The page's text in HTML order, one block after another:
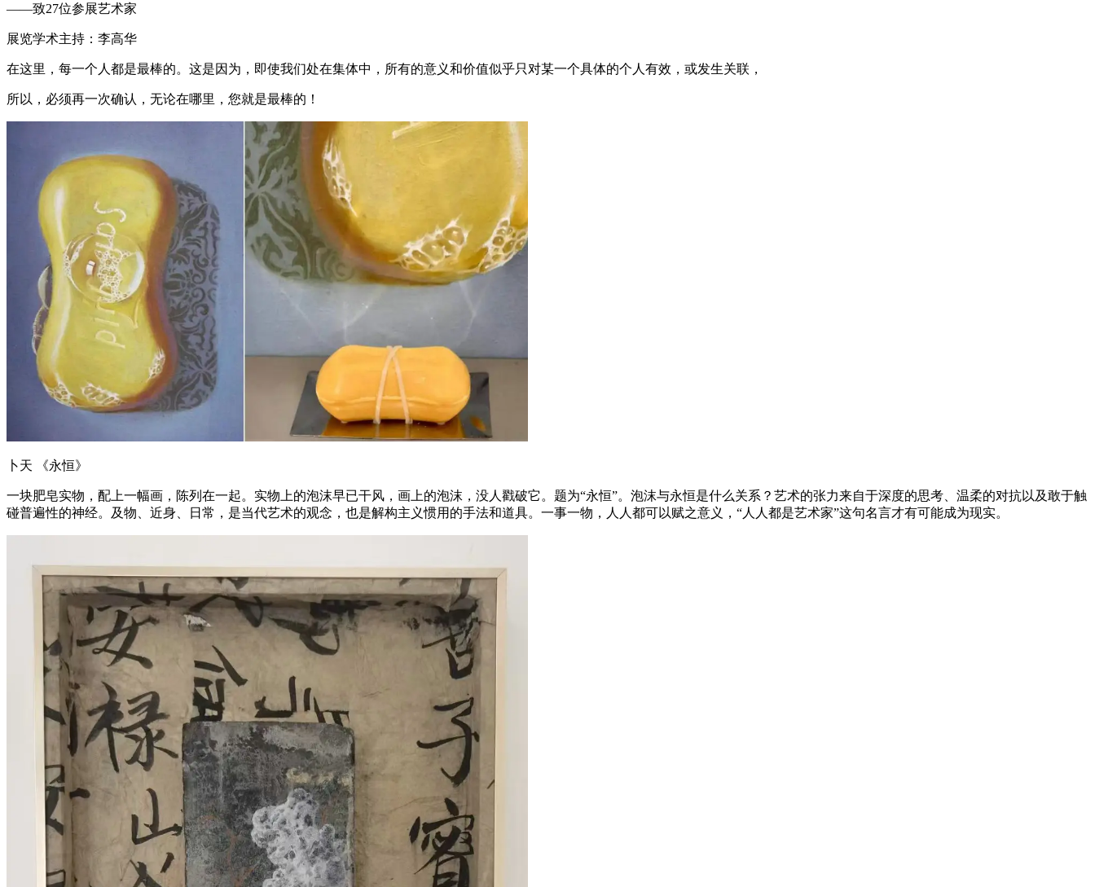
——致27位参展艺术家
展览学术主持：李高华
在这里，每一个人都是最棒的。这是因为，即使我们处在集体中，所有的意义和价值似乎只对某一个具体的个人有效，或发生关联，
所以，必须再一次确认，无论在哪里，您就是最棒的！
卜天 《永恒》
一块肥皂实物，配上一幅画，陈列在一起。实物上的泡沫早已干风，画上的泡沫，没人戳破它。题为“永恒”。泡沫与永恒是什么关系？艺术的张力来自于深度的思考、温柔的对抗以及敢于触
碰普遍性的神经。及物、近身、日常，是当代艺术的观念，也是解构主义惯用的手法和道具。一事一物，人人都可以赋之意义，“人人都是艺术家”这句名言才有可能成为现实。